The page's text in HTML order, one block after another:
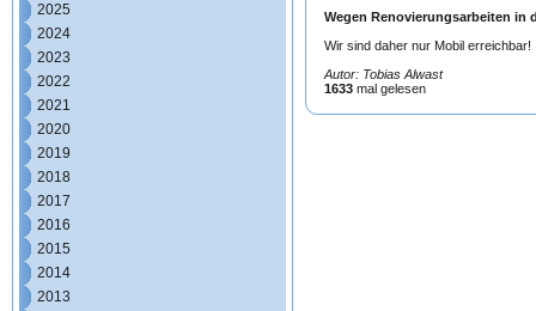
2025
2024
2023
2022
2021
2020
2019
2018
2017
2016
2015
2014
2013
Wegen Renovierungsarbeiten in
Wir sind daher nur Mobil erreichbar!
Autor: Tobias Alwast
1633 mal gelesen